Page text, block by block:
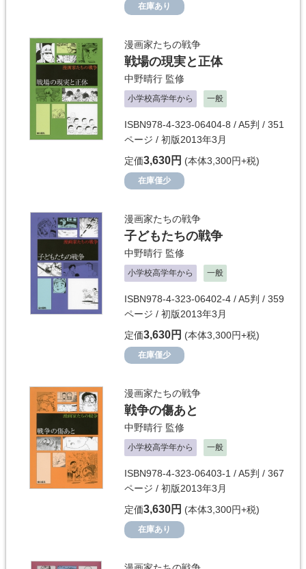
在庫あり
漫画家たちの戦争
戦場の現実と正体
中野晴行 監修
小学校高学年から 一般
ISBN978-4-323-06404-8 / A5判 / 351
ページ / 初版2013年3月
定価3,630円 (本体3,300円+税)
在庫僅少
漫画家たちの戦争
子どもたちの戦争
中野晴行 監修
小学校高学年から 一般
ISBN978-4-323-06402-4 / A5判 / 359
ページ / 初版2013年3月
定価3,630円 (本体3,300円+税)
在庫僅少
漫画家たちの戦争
戦争の傷あと
中野晴行 監修
小学校高学年から 一般
ISBN978-4-323-06403-1 / A5判 / 367
ページ / 初版2013年3月
定価3,630円 (本体3,300円+税)
在庫あり